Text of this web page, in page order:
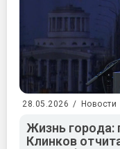
28.05.2026 / Новости
Жизнь города:
Клинков